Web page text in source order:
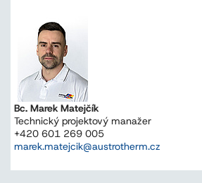
Bc. Marek Matejčík
Technický projektový manažer
+420 601 269 005
marek.matejcik@austrotherm.cz